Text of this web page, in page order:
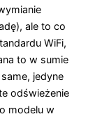
ale to co
WiFi,
to w sumie
jedyne
odświeżenie
modelu w